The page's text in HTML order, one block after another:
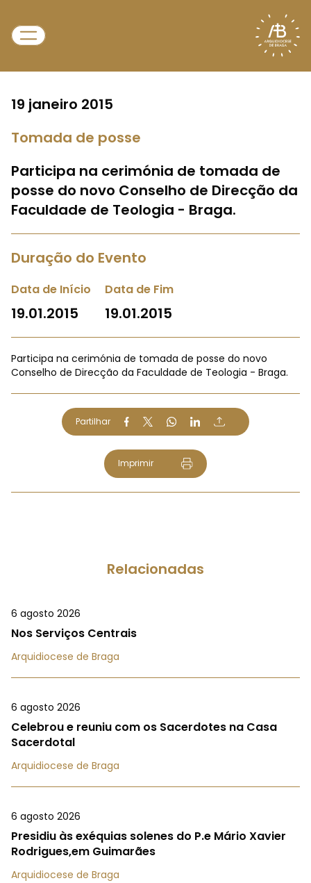
19 janeiro 2015
Tomada de posse
Participa na cerimónia de tomada de
posse do novo Conselho de Direcção da
Faculdade de Teologia - Braga.
Duração do Evento
Data de Início
19.01.2015
Data de Fim
19.01.2015
Participa na cerimónia de tomada de posse do novo
Conselho de Direcção da Faculdade de Teologia - Braga.
Partilhar
Imprimir
Relacionadas
6 agosto 2026
Nos Serviços Centrais
Arquidiocese de Braga
6 agosto 2026
Celebrou e reuniu com os Sacerdotes na Casa
Sacerdotal
Arquidiocese de Braga
6 agosto 2026
Presidiu às exéquias solenes do P.e Mário Xavier
Rodrigues,em Guimarães
Arquidiocese de Braga